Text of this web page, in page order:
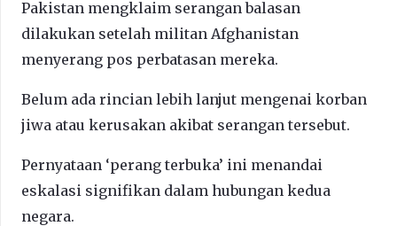
Pakistan mengklaim serangan balasan
dilakukan setelah militan Afghanistan
menyerang pos perbatasan mereka.
Belum ada rincian lebih lanjut mengenai korban
jiwa atau kerusakan akibat serangan tersebut.
Pernyataan ‘perang terbuka’ ini menandai
eskalasi signifikan dalam hubungan kedua
negara.